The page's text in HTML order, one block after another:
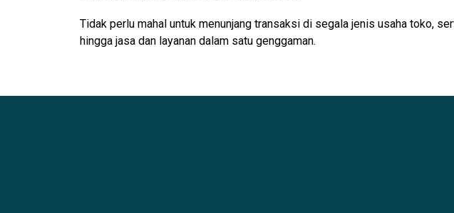
Tidak perlu mahal untuk menunjang transaksi di segala jenis usaha toko,
hingga jasa dan layanan dalam satu genggaman.